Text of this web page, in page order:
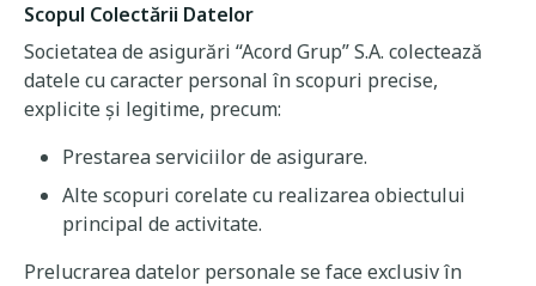
Scopul Colectării Datelor
Societatea de asigurări “Acord Grup” S.A. colectează
datele cu caracter personal în scopuri precise,
explicite și legitime, precum:
Prestarea serviciilor de asigurare.
Alte scopuri corelate cu realizarea obiectului
principal de activitate.
Prelucrarea datelor personale se face exclusiv în